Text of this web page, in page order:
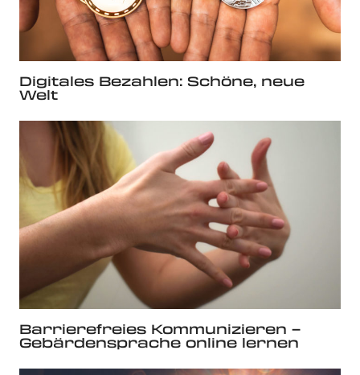
Digitales Bezahlen: Schöne, neue
Welt
Barrierefreies Kommunizieren –
Gebärdensprache online lernen